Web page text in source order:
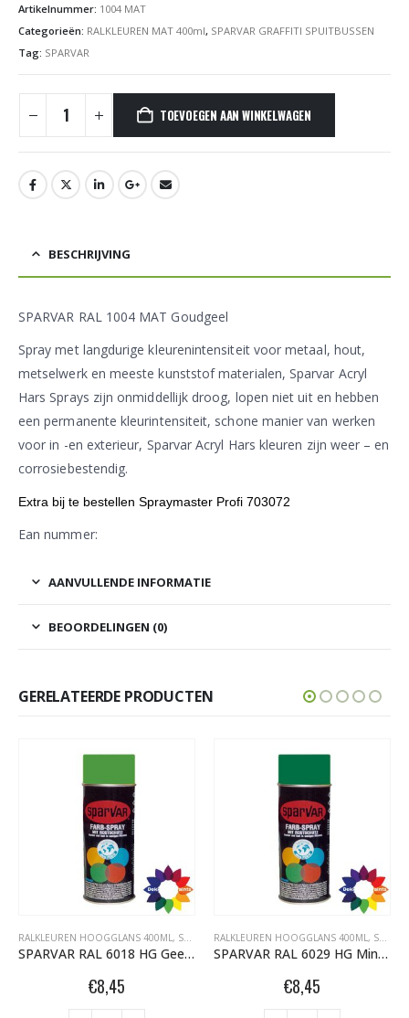
Artikelnummer: 1004 MAT
Categorieën: RALKLEUREN MAT 400ml, SPARVAR GRAFFITI SPUITBUSSEN
Tag: SPARVAR
TOEVOEGEN AAN WINKELWAGEN
BESCHRIJVING
SPARVAR RAL 1004 MAT Goudgeel
Spray met langdurige kleurenintensiteit voor metaal, hout,
metselwerk en meeste kunststof materialen, Sparvar Acryl
Hars Sprays zijn onmiddellijk droog, lopen niet uit en hebben
een permanente kleurintensiteit, schone manier van werken
voor in -en exterieur, Sparvar Acryl Hars kleuren zijn weer – en
corrosiebestendig.
Extra bij te bestellen Spraymaster Profi 703072
Ean nummer:
AANVULLENDE INFORMATIE
BEOORDELINGEN (0)
GERELATEERDE PRODUCTEN
RALKLEUREN HOOGGLANS 400ML , SPARVAR GRAFFITI SPUITBUSSEN
SPARVAR RAL 6018 HG Geelgroen
€8,45
RALKLEUREN HOOGGLANS 400ML , SPARVAR GRAFFITI SPUITBUSSEN
SPARVAR RAL 6029 HG Mintgroen
€8,45